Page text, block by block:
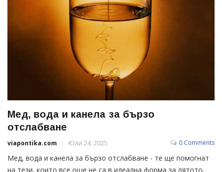
Мед, вода и канела за бързо
отслабване
viapontika.com Юли 24, 2025 0 Comments
Мед, вода и канела за бързо отслабване - те ще помогнат
на тези, които все още не са в идеална форма за лятото.